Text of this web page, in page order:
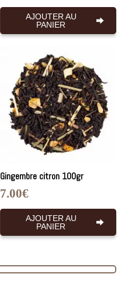
AJOUTER AU
PANIER
Gingembre citron 100gr
7.00€
AJOUTER AU
PANIER